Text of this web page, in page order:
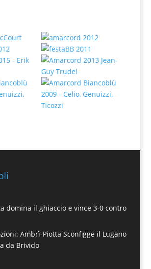
domina il ghiaccio e vince 3-0 contro
Ambrì-Piotta Sconfigge il Lugano
da Brivido